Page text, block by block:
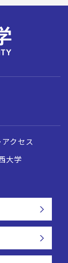
アクセス
大学